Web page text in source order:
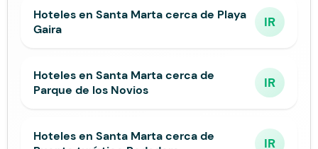
Hoteles en Santa Marta cerca de Playa
Gaira
IR
Hoteles en Santa Marta cerca de
Parque de los Novios
IR
Hoteles en Santa Marta cerca de
IR